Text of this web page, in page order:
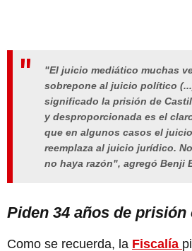
"El juicio mediático muchas
sobrepone al juicio político
significado la prisión de
y desproporcionada es el
que en algunos casos el
reemplaza al juicio jurídico.
no haya razón", agregó Benji
Piden 34 años de
Como se recuerda, la Fiscalía